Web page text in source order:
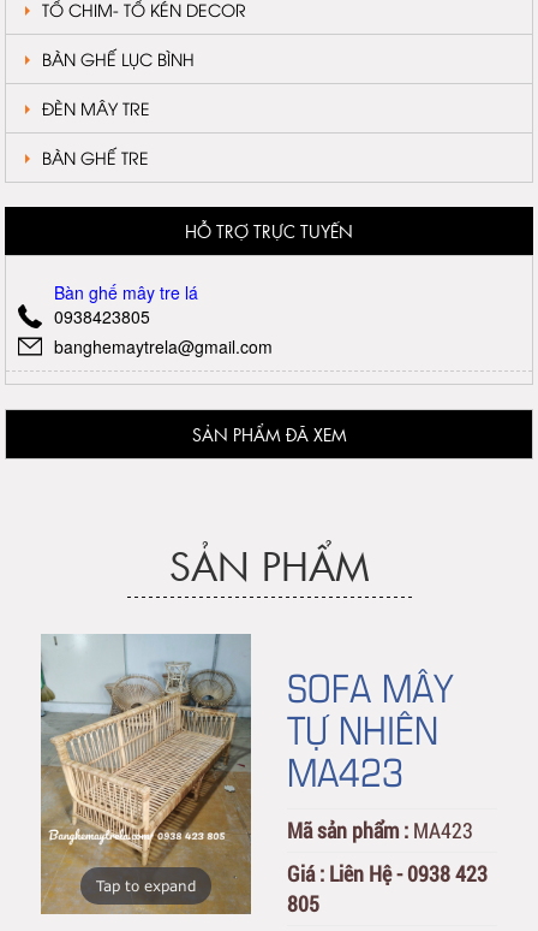
TỔ CHIM- TỔ KÉN DECOR
BÀN GHẾ LỤC BÌNH
ĐÈN MÂY TRE
BÀN GHẾ TRE
HỖ TRỢ TRỰC TUYẾN
Bàn ghế mây tre lá
0938423805
banghemaytrela@gmail.com
SẢN PHẨM ĐÃ XEM
SẢN PHẨM
Tap to expand
SOFA MÂY
TỰ NHIÊN
MA423
Mã sản phẩm : MA423
Giá : Liên Hệ - 0938 423
805